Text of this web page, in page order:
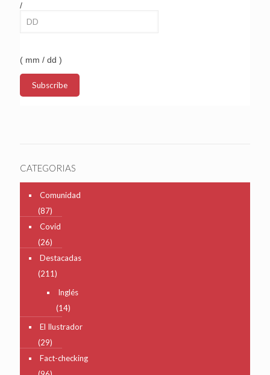
/
( mm / dd )
CATEGORIAS
Comunidad
(87)
Covid
(26)
Destacadas
(211)
Inglés
(14)
El Ilustrador
(29)
Fact-checking